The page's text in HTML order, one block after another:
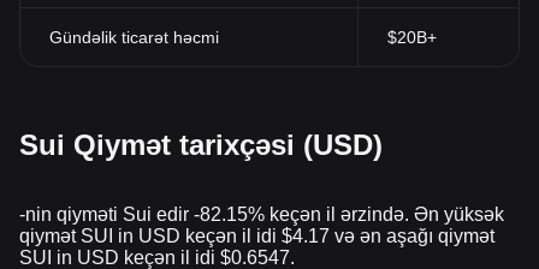
Gündəlik ticarət həcmi $20B+
Sui Qiymət tarixçəsi (USD)
-nin qiyməti Sui edir -82.15% keçən il ərzində. Ən yüksək
qiymət SUI in USD keçən il idi $4.17 və ən aşağı qiymət
SUI in USD keçən il idi $0.6547.